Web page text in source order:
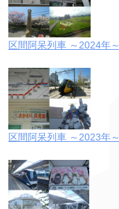
区間阿呆列車 ～2024年～
区間阿呆列車 ～2023年～